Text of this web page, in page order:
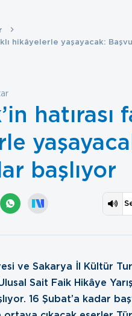
hikâyelerle yaşayacak:
hatırası
başlıyor
ve Sakarya İl Kültür
Sait Faik Hikâye
16 Şubat’a kadar